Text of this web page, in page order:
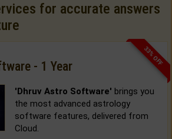
for accurate answers
33% OFF
- 1 Year
'Dhruv Astro Software' brings you
the most advanced astrology
software features, delivered from
Cloud.